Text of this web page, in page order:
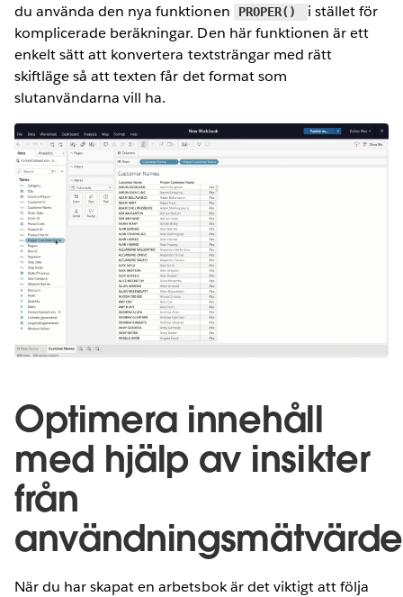
du använda den nya funktionen
PROPER()
i stället för
komplicerade beräkningar. Den här funktionen är ett
enkelt sätt att konvertera textsträngar med rätt
skiftläge så att texten får det format som
slutanvändarna vill ha.
Optimera innehåll
med hjälp av insikter
från
När du har skapat en arbetsbok är det viktigt att följa